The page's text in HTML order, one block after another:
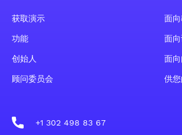
获取演示
功能
创始人
顾问委员会
面
面
面
供
+1 302 498 83 67